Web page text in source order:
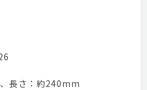
長さ：約240mm